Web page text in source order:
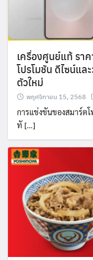
Search
for:
เครื่องศูนย์แท้ รา
โปรโมชัน ดีไซน์แ
ตัวใหม่
พฤศจิกายน 15, 2568
การแข่งขันของสมาร์ต
ทั […]